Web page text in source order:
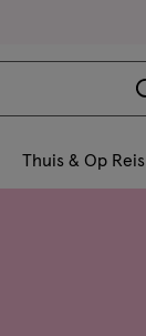
Thuis & Op Reis